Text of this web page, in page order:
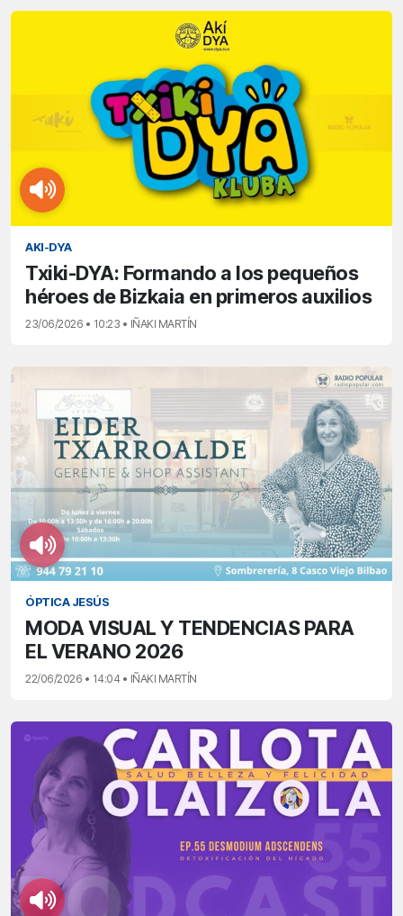
AKI-DYA
Txiki-DYA: Formando a los pequeños
héroes de Bizkaia en primeros auxilios
23/06/2026 • 10:23 • IÑAKI MARTÍN
ÓPTICA JESÚS
MODA VISUAL Y TENDENCIAS PARA
EL VERANO 2026
22/06/2026 • 14:04 • IÑAKI MARTÍN